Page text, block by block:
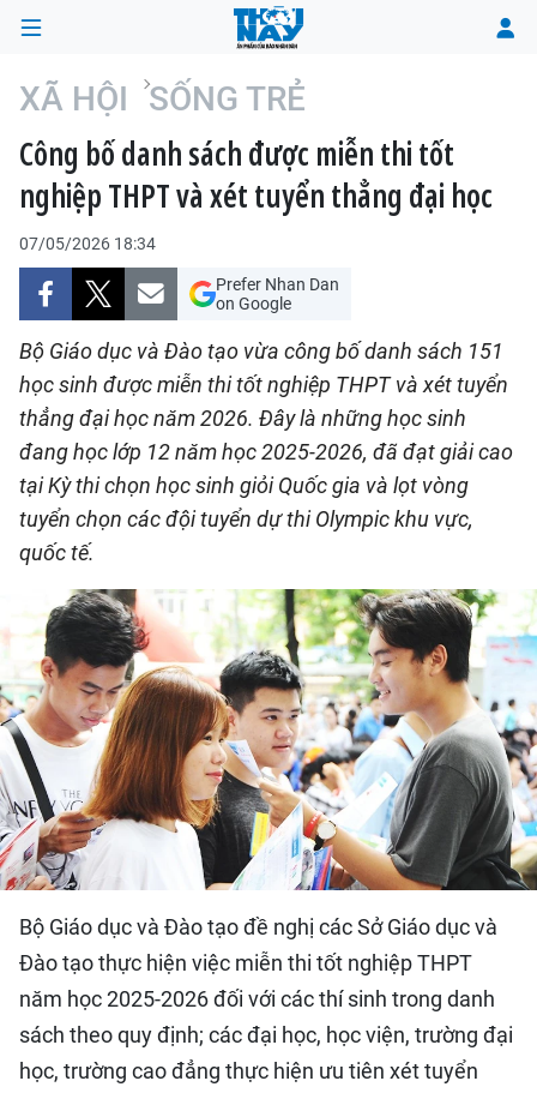
TRANG CHỦ
THỜI SỰ
CHÍNH TRỊ
XÃ HỘI
KINH TẾ
ĐÔ THỊ
VĂN HÓA - VĂN NGHỆ
QUỐC TẾ
THỂ THAO
DU LỊCH
HỒ SƠ - TƯ LIỆU
NHÂN DÂN ĐIỆN TỬ
NHÂN DÂN HẰNG THÁNG
NHÂN DÂN CUỐI TUẦN
XÃ HỘI SỐNG TRẺ
Công bố danh sách được miễn thi tốt
nghiệp THPT và xét tuyển thẳng đại học
07/05/2026 18:34
Prefer Nhan Dan
on Google
Bộ Giáo dục và Đào tạo vừa công bố danh sách 151
học sinh được miễn thi tốt nghiệp THPT và xét tuyển
thẳng đại học năm 2026. Đây là những học sinh
đang học lớp 12 năm học 2025-2026, đã đạt giải cao
tại Kỳ thi chọn học sinh giỏi Quốc gia và lọt vòng
tuyển chọn các đội tuyển dự thi Olympic khu vực,
quốc tế.
Bộ Giáo dục và Đào tạo đề nghị các Sở Giáo dục và
Đào tạo thực hiện việc miễn thi tốt nghiệp THPT
năm học 2025-2026 đối với các thí sinh trong danh
sách theo quy định; các đại học, học viện, trường đại
học, trường cao đẳng thực hiện ưu tiên xét tuyển